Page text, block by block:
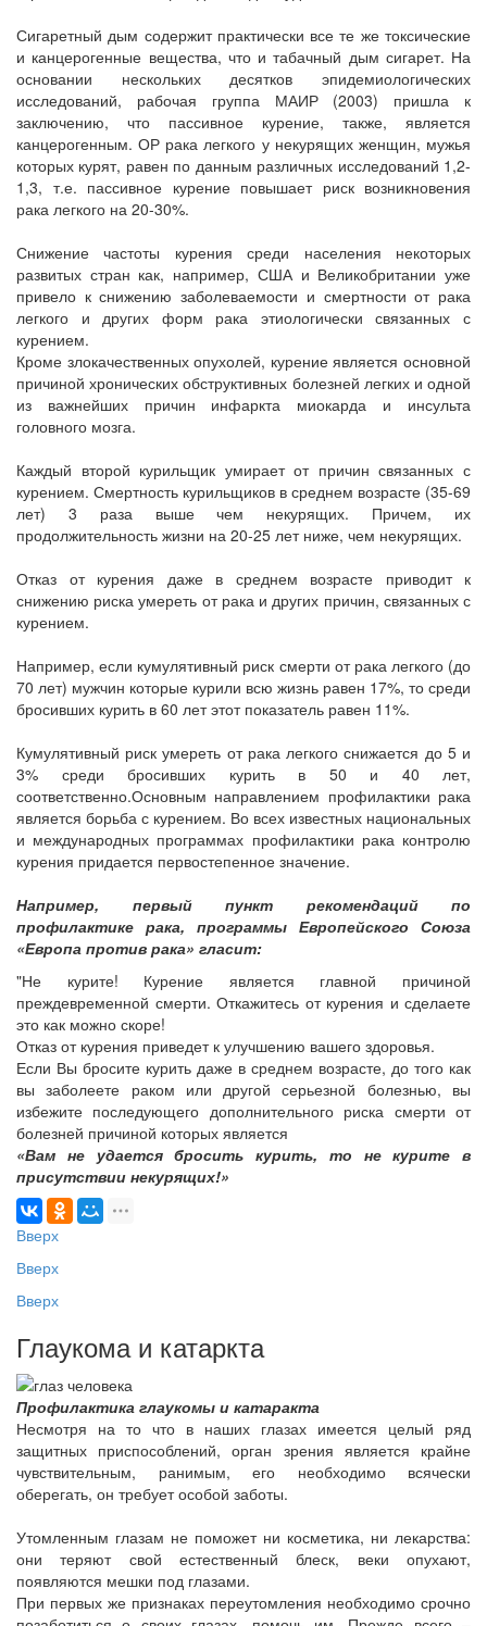
Сигаретный дым содержит практически все те же токсические
и канцерогенные вещества, что и табачный дым сигарет. На
основании нескольких десятков эпидемиологических
исследований, рабочая группа МАИР (2003) пришла к
заключению, что пассивное курение, также, является
канцерогенным. ОР рака легкого у некурящих женщин, мужья
которых курят, равен по данным различных исследований 1,2-
1,3, т.е. пассивное курение повышает риск возникновения
рака легкого на 20-30%.
Снижение частоты курения среди населения некоторых
развитых стран как, например, США и Великобритании уже
привело к снижению заболеваемости и смертности от рака
легкого и других форм рака этиологически связанных с
курением.
Кроме злокачественных опухолей, курение является основной
причиной хронических обструктивных болезней легких и одной
из важнейших причин инфаркта миокарда и инсульта
головного мозга.
Каждый второй курильщик умирает от причин связанных с
курением. Смертность курильщиков в среднем возрасте (35-69
лет) 3 раза выше чем некурящих. Причем, их
продолжительность жизни на 20-25 лет ниже, чем некурящих.
Отказ от курения даже в среднем возрасте приводит к
снижению риска умереть от рака и других причин, связанных с
курением.
Например, если кумулятивный риск смерти от рака легкого (до
70 лет) мужчин которые курили всю жизнь равен 17%, то среди
бросивших курить в 60 лет этот показатель равен 11%.
Кумулятивный риск умереть от рака легкого снижается до 5 и
3% среди бросивших курить в 50 и 40 лет,
соответственно.Основным направлением профилактики рака
является борьба с курением. Во всех известных национальных
и международных программах профилактики рака контролю
курения придается первостепенное значение.
Например, первый пункт рекомендаций по
профилактике рака, программы Европейского Союза
«Европа против рака» гласит:
"Не курите! Курение является главной причиной
преждевременной смерти. Откажитесь от курения и сделаете
это как можно скоре!
Отказ от курения приведет к улучшению вашего здоровья.
Если Вы бросите курить даже в среднем возрасте, до того как
вы заболеете раком или другой серьезной болезнью, вы
избежите последующего дополнительного риска смерти от
болезней причиной которых является
«Вам не удается бросить курить, то не курите в
присутствии некурящих!»
Вверх
Вверх
Вверх
Глаукома и катаркта
Профилактика глаукомы и катаракта
Несмотря на то что в наших глазах имеется целый ряд
защитных приспособлений, орган зрения является крайне
чувствительным, ранимым, его необходимо всячески
оберегать, он требует особой заботы.
Утомленным глазам не поможет ни косметика, ни лекарства:
они теряют свой естественный блеск, веки опухают,
появляются мешки под глазами.
При первых же признаках переутомления необходимо срочно